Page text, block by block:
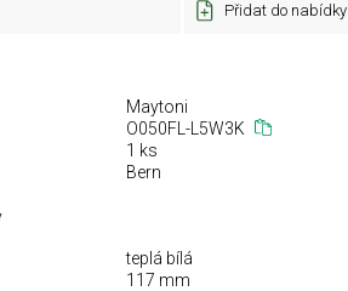
Přidat do nabídky
Maytoni
O050FL-L5W3K
1 ks
Bern
teplá bílá
117 mm